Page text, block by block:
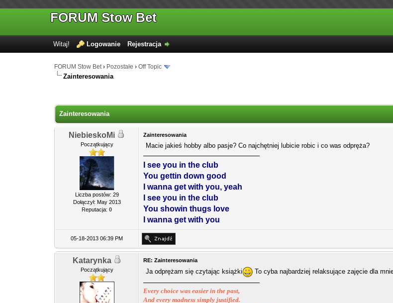
FORUM Stow Bet
Witaj! Logowanie Rejestracja
FORUM Stow Bet› Pozostałe ›Off Topic
Zainteresowania
Zainteresowania
NiebieskoMi
Początkujący
Liczba postów: 29
Dołączył: May 2013
Reputacja:0
Zainteresowania
Macie jakieś hobby albo pasje? Co najchętniej lubicie robic i co was odpręża?
I see you in the club
You gettin down good
I wanna get with you, yeah
I see you in the club
You showin thugs love
I wanna get with you
05-18-2013 06:39 PM
Katarynka
Początkujący
RE: Zainteresowania
Ja odprężam się czytając książki To cyba najbardziej relaksujące zajęcie dla
Every choice was easier in the past,
And every madness simply justified.